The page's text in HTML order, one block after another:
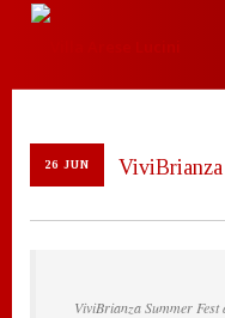
LOCATION
26 JUN ViviBrianza
ViviBrianza Summer